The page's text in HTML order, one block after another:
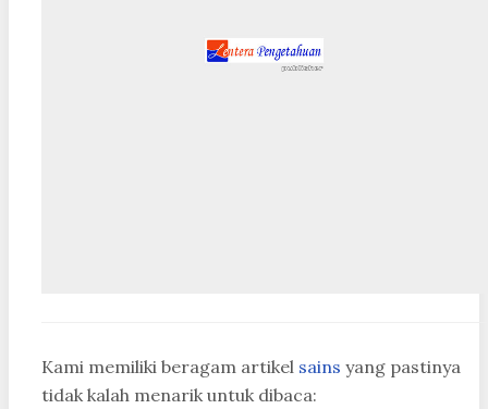
Kami memiliki beragam artikel sains yang pastinya
tidak kalah menarik untuk dibaca: